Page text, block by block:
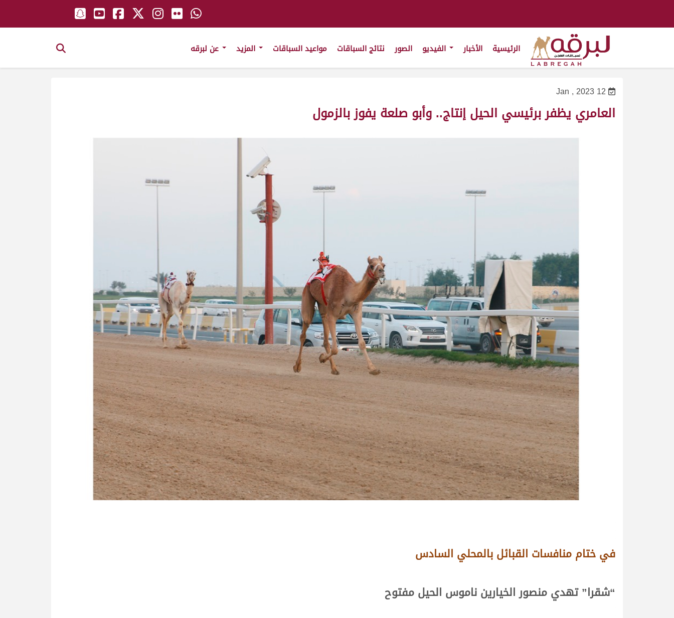
الرئيسية الأخبار الصور نتائج السباقات مواعيد السباقات
12 Jan , 2023
العامري يظفر برئيسي الحيل إنتاج.. وأبو صلعة يفوز بالزمول
في ختام منافسات القبائل بالمحلي السادس
“شقرا” تهدي منصور الخيارين ناموس الحيل مفتوح